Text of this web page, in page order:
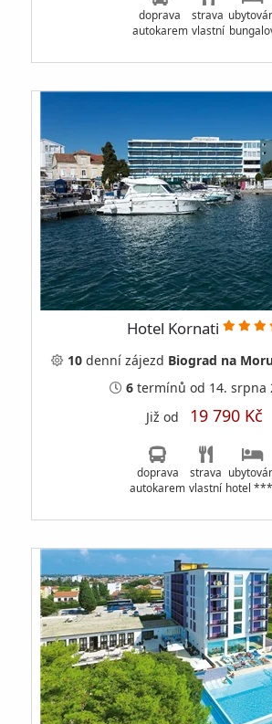
doprava
autokarem
strava
vlastní
Hotel Kornati
10dennízájezd Biograd na Moru
6 termínů od 14. srpna
Již od 19 790 Kč
doprava
autokarem
strava
vlastní hotel